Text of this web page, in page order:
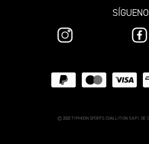
© 2020 TYPHOON SPORTS COALLITION S.A.P.I. DE